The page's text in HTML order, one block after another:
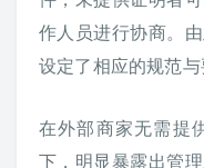
作人员进行协商。
设定了相应的规范与
在外部商家无需提
下，明显暴露出管